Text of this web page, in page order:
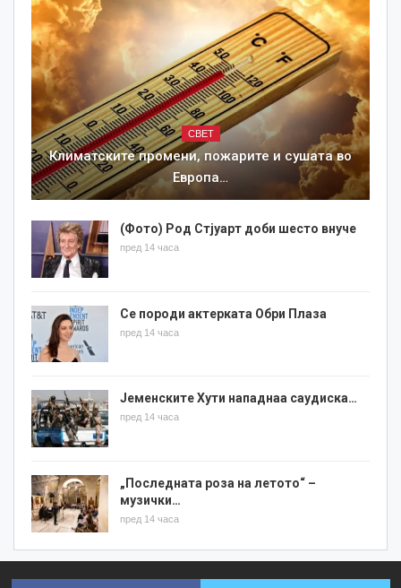
СВЕТ
Климатските промени, пожарите и сушата во
Европа…
(Фото) Род Стјуарт доби шесто внуче
пред 14 часа
Се породи актерката Обри Плаза
пред 14 часа
Јеменските Хути нападнаа саудиска…
пред 14 часа
„Последната роза на летото“ –
музички…
пред 14 часа